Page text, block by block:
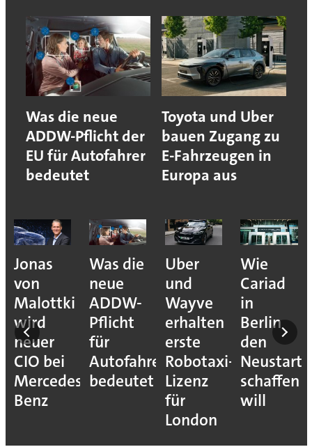
Was die neue
ADDW-Pflicht der
EU für Autofahrer
bedeutet
Toyota und Uber
bauen Zugang zu
E-Fahrzeugen in
Europa aus
Jonas
von
Malottki
wird
neuer
CIO bei
Mercedes-
Benz
Was die
neue
ADDW-
Pflicht
für
Autofahrer
bedeutet
Uber
und
Wayve
erhalten
erste
Robotaxi-
Lizenz
für
London
Wie
Cariad
in
Berlin
den
Neustart
schaffen
will